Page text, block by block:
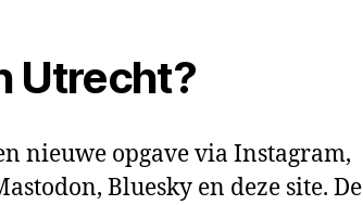
Utrecht?
nieuwe opgave via Instagram,
Bluesky en deze site. De